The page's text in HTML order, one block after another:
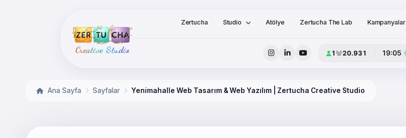
Creative Studio
Zertucha Studio Atölye Zertucha The Lab Kampanyalar
1 20.931 19:05
Ana Sayfa Sayfalar Yenimahalle Web Tasarım & Web Yazılım | Zertucha Creative Studio